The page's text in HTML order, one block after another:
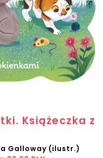
Książeczka z
Galloway (ilustr.)